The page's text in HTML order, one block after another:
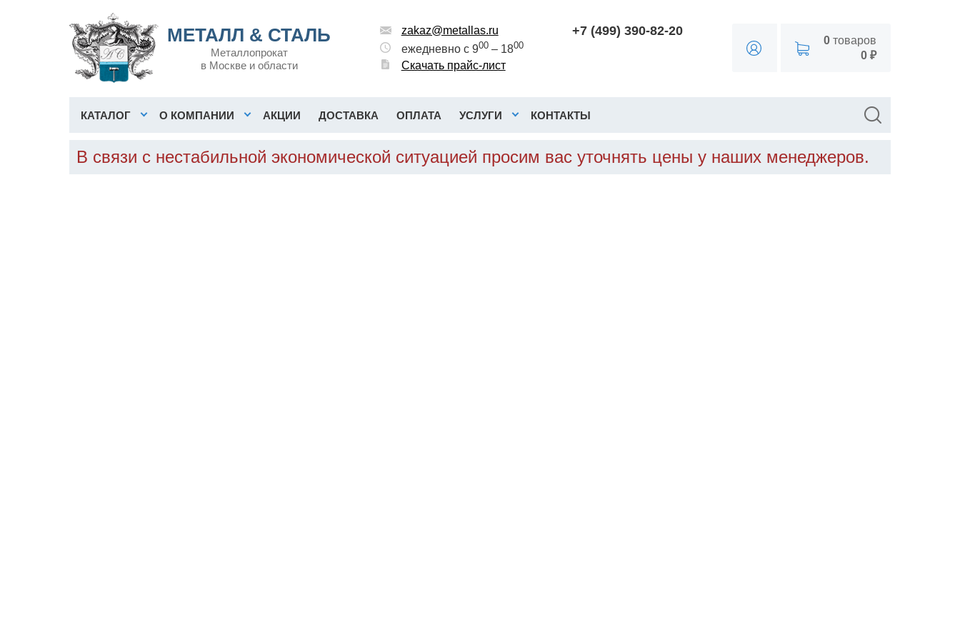
МЕТАЛЛ & СТАЛЬ
Металлопрокат
в Москве и области
zakaz@metallas.ru
ежедневно с 900– 1800
Скачать прайс-лист
+7 (499) 390-82-20
0товаров
0 ₽
КАТАЛОГ О КОМПАНИИ АКЦИИ ДОСТАВКА ОПЛАТА УСЛУГИ КОНТАКТЫ
В связи с нестабильной экономической ситуацией просим вас уточнять цены у наших менеджеров.